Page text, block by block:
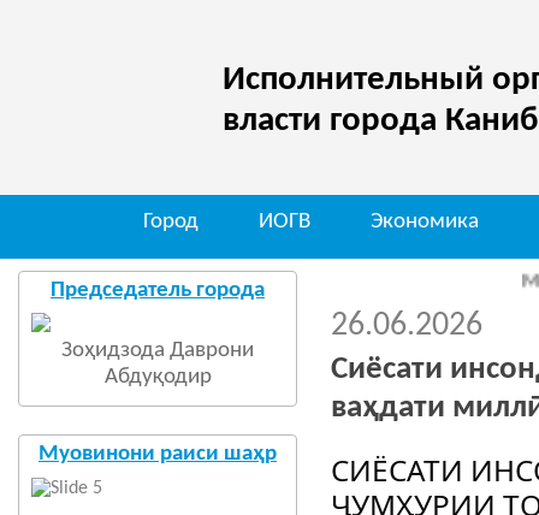
Исполнительный
власти города
Город ИОГВ Экономика
Председатель города
Зоҳидзода Даврони
Абдуқодир
Муовинони раиси шаҳр
Мо дар
26.06.2026
Сиёсати
ваҳдати
СИЁСАТИ
ҶУМҲУРИИ